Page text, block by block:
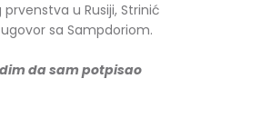
u Rusiji, Strinić
sa Sampdoriom.
da sam potpisao